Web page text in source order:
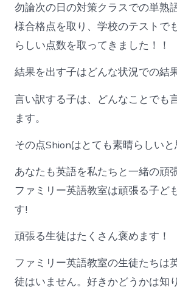
勿論次の日の対策クラスでの単熟
様合格点を取り、学校のテストで
らしい点数を取ってきました！！
結果を出す子はどんな状況での結
言い訳する子は、どんなことでも
ます。
その点Shionはとても素晴らしいと
あなたも英語を私たちと一緒の頑
ファミリー英語教室は頑張る子ど
す!
頑張る生徒はたくさん褒めます！
ファミリー英語教室の生徒たちは
徒はいません。好きかどうかは知